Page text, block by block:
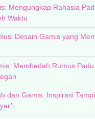
Mengungkap Rahasia
Waktu
Desain Gamis yang
Membedah Rumus
dan Gamis: Inspirasi